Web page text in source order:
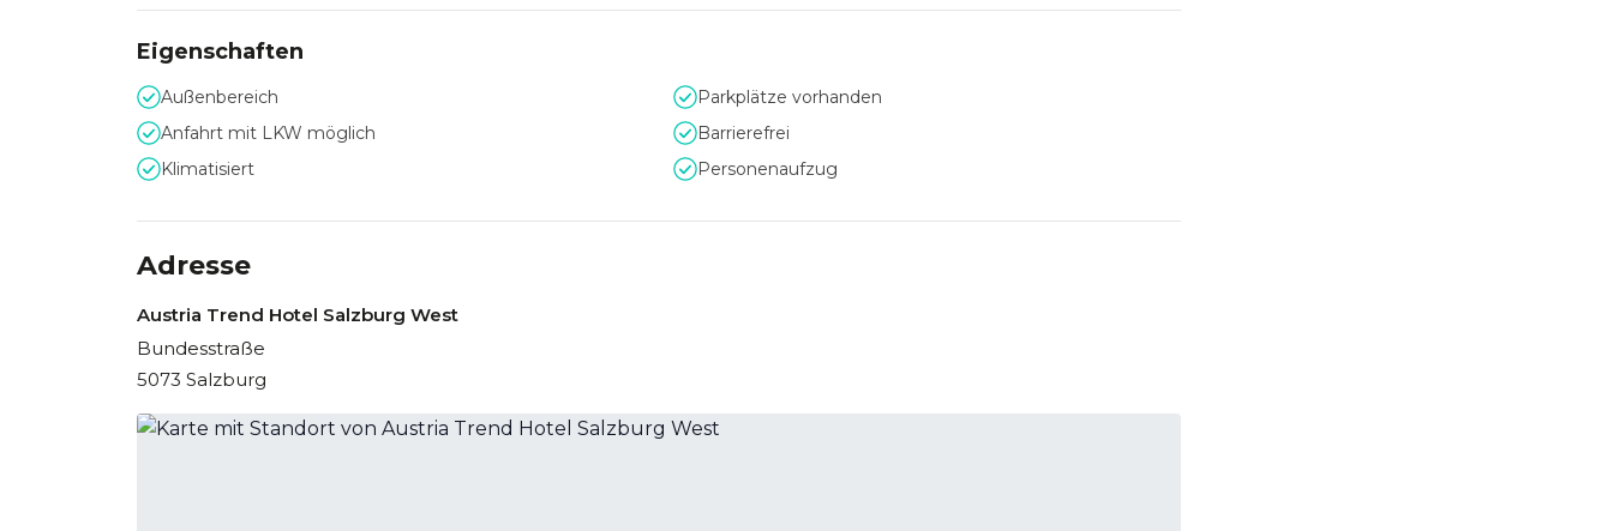
Eigenschaften
Außenbereich
Parkplätze vorhanden
Anfahrt mit LKW möglich
Barrierefrei
Klimatisiert
Personenaufzug
Adresse
Austria Trend Hotel Salzburg West
Bundesstraße
5073 Salzburg